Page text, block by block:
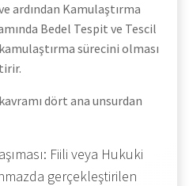
ardından Kamulaştırma
Bedel Tespit ve Tescil
sürecini olması
dört ana unsurdan
Fiili veya Hukuki
gerçekleştirilen